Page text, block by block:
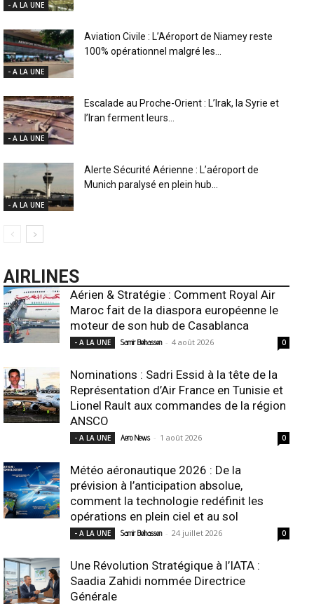
- A LA UNE
- A LA UNE
Aviation Civile : L’Aéroport de Niamey reste
100% opérationnel malgré les...
- A LA UNE
Escalade au Proche-Orient : L’Irak, la Syrie et
l’Iran ferment leurs...
- A LA UNE
Alerte Sécurité Aérienne : L’aéroport de
Munich paralysé en plein hub...
AIRLINES
Aérien & Stratégie : Comment Royal Air
Maroc fait de la diaspora européenne le
moteur de son hub de Casablanca
- A LA UNE Samir Belhassen - 4 août 2026 0
Nominations : Sadri Essid à la tête de la
Représentation d’Air France en Tunisie et
Lionel Rault aux commandes de la région
ANSCO
- A LA UNE Aero News - 1 août 2026 0
Météo aéronautique 2026 : De la
prévision à l’anticipation absolue,
comment la technologie redéfinit les
opérations en plein ciel et au sol
- A LA UNE Samir Belhassen - 24 juillet 2026 0
Une Révolution Stratégique à l’IATA :
Saadia Zahidi nommée Directrice
Générale